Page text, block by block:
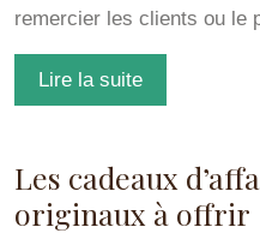
remercier les clients ou le
Lire la suite
Les cadeaux
originaux à offrir